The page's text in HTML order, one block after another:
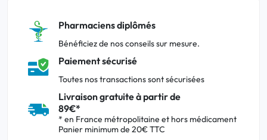
Pharmaciens diplômés
Bénéficiez de nos conseils sur mesure.
Paiement sécurisé
Toutes nos transactions sont sécurisées
Livraison gratuite à partir de
89€*
* en France métropolitaine et hors médicament
Panier minimum de 20€ TTC